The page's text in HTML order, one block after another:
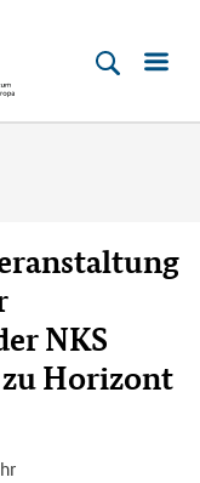
NKS
Horizont